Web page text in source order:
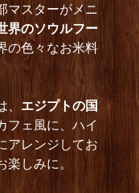
マスターがメニ
界のソウルフー
の色々なお米料
エジプトの国
フェ風に、ハイ
アレンジしてお
しみに。